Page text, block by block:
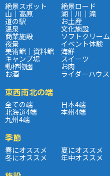
絶景スポット 絶景ロード
山｜高原 湖｜川｜滝
道の駅 お土産
温泉 文化施設
商業施設 ソフトクリーム
夜景 イベント体験
美術館｜資料館 海鮮
キャンプ場 スイーツ
動植物園 お肉
お酒 ライダーハウス
東西南北の端
全ての端 日本4端
北海道4端 本州4端
九州4端
季節
春にオススメ 夏にオススメ
冬にオススメ 年中オススメ